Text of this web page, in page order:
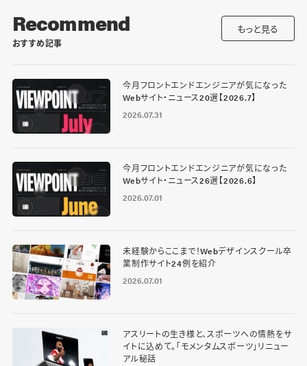
Recommend
おすすめ記事
もっと見る
今月フロントエンドエンジニアが気になった
Webサイト・ニュース20選【2026.7】
2026.07.31
今月フロントエンドエンジニアが気になった
Webサイト・ニュース26選【2026.6】
2026.07.01
未経験からここまで！Webデザインスクール卒
業制作サイト24例を紹介
2026.07.01
アスリートの生き様と、スポーツへの情熱をサ
イトに込めて。「モメンタムスポーツ」リニュー
アル秘話